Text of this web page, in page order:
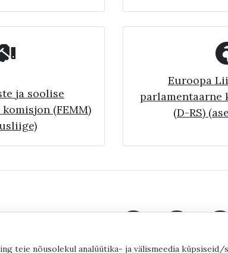
ja soolise
(FEMM)
Euroopa
parlamentaarne
(D-RS)
teie nõusolekul analüütika- ja välismeedia